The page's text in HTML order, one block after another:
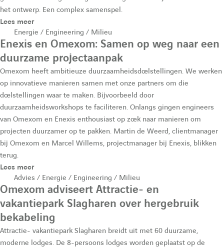
het ontwerp. Een complex samenspel.
Lees meer
Energie / Engineering / Milieu
Enexis en Omexom: Samen op weg naar een
duurzame projectaanpak
Omexom heeft ambitieuze duurzaamheidsdoelstellingen. We werken
op innovatieve manieren samen met onze partners om die
doelstellingen waar te maken. Bijvoorbeeld door
duurzaamheidsworkshops te faciliteren. Onlangs gingen engineers
van Omexom en Enexis enthousiast op zoek naar manieren om
projecten duurzamer op te pakken. Martin de Weerd, clientmanager
bij Omexom en Marcel Willems, projectmanager bij Enexis, blikken
terug.
Lees meer
Advies / Energie / Engineering / Milieu
Omexom adviseert Attractie- en
vakantiepark Slagharen over hergebruik
bekabeling
Attractie- vakantiepark Slagharen breidt uit met 60 duurzame,
moderne lodges. De 8-persoons lodges worden geplaatst op de